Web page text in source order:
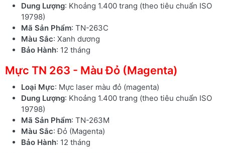
Dung Lượng: Khoảng 1.400 trang (theo tiêu chuẩn ISO
19798)
Mã Sản Phẩm: TN-263C
Màu Sắc: Xanh dương
Bảo Hành: 12 tháng
Mực TN 263 - Màu Đỏ (Magenta)
Loại Mực: Mực laser màu đỏ (magenta)
Dung Lượng: Khoảng 1.400 trang (theo tiêu chuẩn ISO
19798)
Mã Sản Phẩm: TN-263M
Màu Sắc: Đỏ (Magenta)
Bảo Hành: 12 tháng